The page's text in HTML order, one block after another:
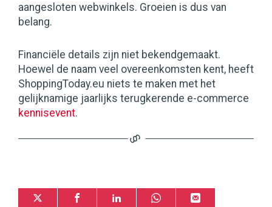
aangesloten webwinkels. Groeien is dus van
belang.
Financiële details zijn niet bekendgemaakt.
Hoewel de naam veel overeenkomsten kent, heeft
ShoppingToday.eu niets te maken met het
gelijknamige jaarlijks terugkerende e-commerce
kennisevent.